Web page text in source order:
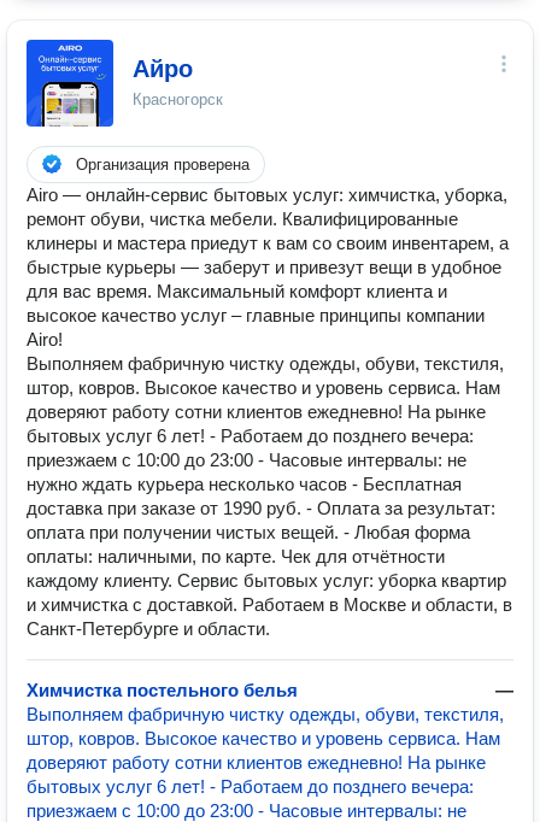
Айро
Красногорск
Организация проверена
Airo — онлайн-сервис бытовых услуг: химчистка, уборка,
ремонт обуви, чистка мебели. Квалифицированные
клинеры и мастера приедут к вам со своим инвентарем, а
быстрые курьеры — заберут и привезут вещи в удобное
для вас время. Максимальный комфорт клиента и
высокое качество услуг – главные принципы компании
Airo!
Выполняем фабричную чистку одежды, обуви, текстиля,
штор, ковров. Высокое качество и уровень сервиса. Нам
доверяют работу сотни клиентов ежедневно! На рынке
бытовых услуг 6 лет! - Работаем до позднего вечера:
приезжаем с 10:00 до 23:00 - Часовые интервалы: не
нужно ждать курьера несколько часов - Бесплатная
доставка при заказе от 1990 руб. - Оплата за результат:
оплата при получении чистых вещей. - Любая форма
оплаты: наличными, по карте. Чек для отчётности
каждому клиенту. Сервис бытовых услуг: уборка квартир
и химчистка с доставкой. Работаем в Москве и области, в
Санкт-Петербурге и области.
Химчистка постельного белья
—
Выполняем фабричную чистку одежды, обуви, текстиля,
штор, ковров. Высокое качество и уровень сервиса. Нам
доверяют работу сотни клиентов ежедневно! На рынке
бытовых услуг 6 лет! - Работаем до позднего вечера:
приезжаем с 10:00 до 23:00 - Часовые интервалы: не